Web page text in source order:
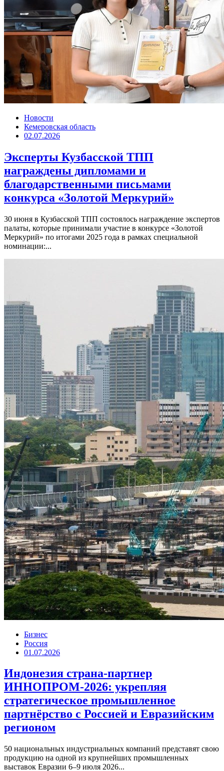
Новости
Кемеровская область
02.07.2026
Эксперты Кузбасской ТПП
награждены дипломами и
благодарственными письмами
конкурса «Золотой Меркурий»
30 июня в Кузбасской ТПП состоялось награждение экспертов
палаты, которые принимали участие в конкурсе «Золотой
Меркурий» по итогами 2025 года в рамках специальной
номинации:...
Бизнес
Россия
01.07.2026
Индонезия страна-партнер
ИННОПРОМ-2026: укрепляя
стратегическое промышленное
партнёрство с Россией и Евразийским
регионом
50 национальных индустриальных компаний представят свою
продукцию на одной из крупнейших промышленных
выставок Евразии 6–9 июля 2026...